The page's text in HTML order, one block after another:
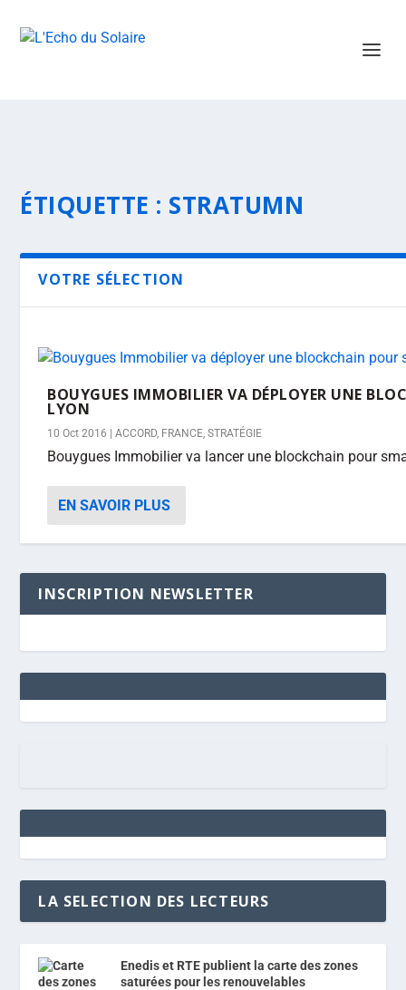
ÉTIQUETTE : STRATUMN
VOTRE SÉLECTION
BOUYGUES IMMOBILIER VA DÉPLOYER UNE
LYON
10 Oct 2016 |ACCORD, FRANCE,STRATÉGIE
Bouygues Immobilier va lancer une blockchain pour
EN SAVOIR PLUS
INSCRIPTION NEWSLETTER
LA SELECTION DES LECTEURS
Enedis et RTE publient la carte des zones
saturées pour les renouvelables